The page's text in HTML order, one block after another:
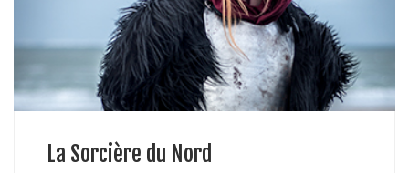
La Sorcière du Nord